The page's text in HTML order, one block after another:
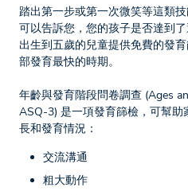
踏出第一步或第一次微笑等這類
可以告訴您，您的孩子是否達到
出生到五歲的兒童提供免費的發
部發育最快的時期。
年齡與發育階段問卷調查 (Ages
ASQ-3) 是一項發育篩檢，可幫
長和發育情況：
交流溝通
粗大動作